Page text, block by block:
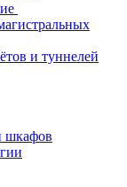
и туннелей
шкафов